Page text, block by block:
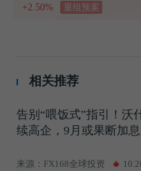
+2.50%
重组预案
相关推荐
告别“喂饭式”指引！沃
续高企，9月或果断加息
来源：FX168全球投资